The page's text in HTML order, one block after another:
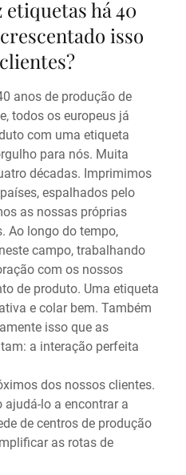
há 40
isso
anos de produção de
todos os europeus já
com uma etiqueta
para nós. Muita
décadas. Imprimimos
espalhados pelo
as nossas próprias
Ao longo do tempo,
campo, trabalhando
com os nossos
de produto. Uma etiqueta
e colar bem. Também
isso que as
a interação perfeita
dos nossos clientes.
lo a encontrar a
de centros de produção
as rotas de